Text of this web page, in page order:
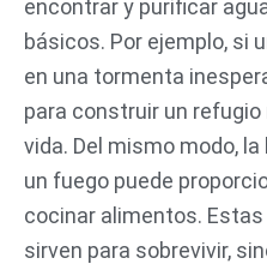
encontrar y purificar
básicos. Por ejemplo, si
en una tormenta
para construir un
vida. Del mismo modo,
un fuego puede
cocinar alimentos.
sirven para sobrevivir,